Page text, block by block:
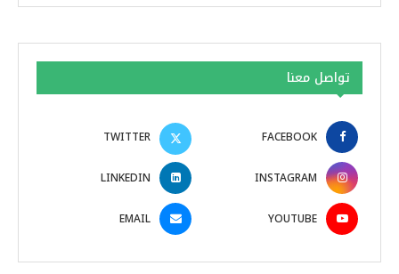
تواصل معنا
FACEBOOK
TWITTER
INSTAGRAM
LINKEDIN
YOUTUBE
EMAIL